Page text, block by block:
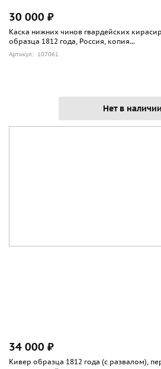
30 000 ₽
Каска нижних чинов гвардейских
образца 1812 года, Россия, копия...
Артикул: 107061
Нет в наличии
34 000 ₽
Кивер образца 1812 года (с развалом),